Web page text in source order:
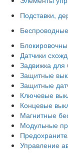
Подставки,
Датчики
Задвижка для
Защитные
Защитные
Ключевые
Концевые
Магнитные
Модульные
Управление